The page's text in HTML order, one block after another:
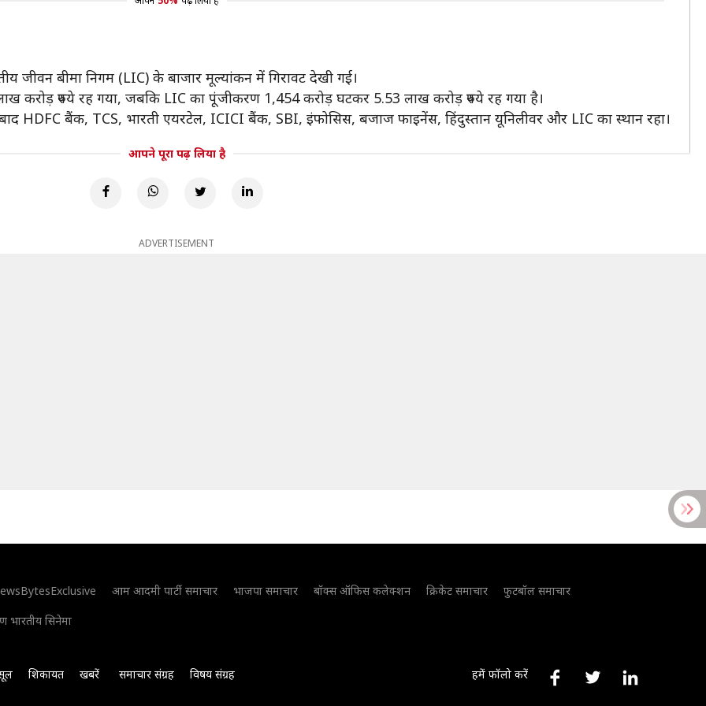
जीवन बीमा निगम (LIC) के बाजार मूल्यांकन में गिरावट देखी गई।
करोड़ रुपये रह गया, जबकि LIC का पूंजीकरण 1,454 करोड़ घटकर 5.53 लाख करोड़ रुपये रह गया है।
HDFC बैंक, TCS, भारती एयरटेल, ICICI बैंक, SBI, इंफोसिस, बजाज फाइनेंस, हिंदुस्तान यूनिलीवर और LIC का स्थान रहा।
आपने पूरा पढ़ लिया है
ADVERTISEMENT
आम आदमी पार्टी समाचार भाजपा समाचार बॉक्स ऑफिस कलेक्शन क्रिकेट समाचार
फुटबॉल समाचार
भारतीय सिनेमा
शिकायत खबरें समाचार संग्रह विषय संग्रह हमें फॉलो करें